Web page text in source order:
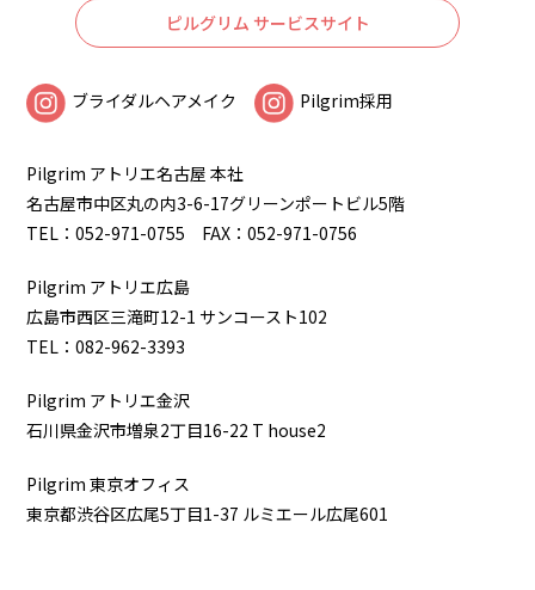
Pilgrim アトリエ名古屋 本社
名古屋市中区丸の内3-6-17グリーンポートビル5階
TEL：052-971-0755 FAX：052-971-0756
Pilgrim アトリエ広島
広島市西区三滝町12-1 サンコースト102
TEL：082-962-3393
Pilgrim アトリエ金沢
石川県金沢市増泉2丁目16-22 T house2
Pilgrim 東京オフィス
東京都渋谷区広尾5丁目1-37 ルミエール広尾601
ピルグリム サービスサイト
ブライダルヘアメイク Pilgrim採用